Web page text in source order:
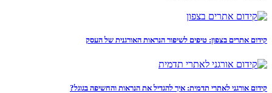
קידום אתרים בצפון: טיפים לשיפור הנראות האורגנית של העסק
קידום אורגני לאתרי תדמית: איך להגדיל את הנראות והחשיפה בגוגל?